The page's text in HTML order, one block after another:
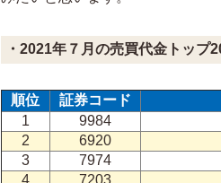
・2021年７月の売買代金トップ
順位 証券コード
1
9984
2
6920
3
7974
4
7203